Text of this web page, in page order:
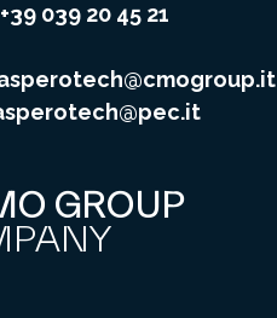
+39 039 20 45 21
GROUP